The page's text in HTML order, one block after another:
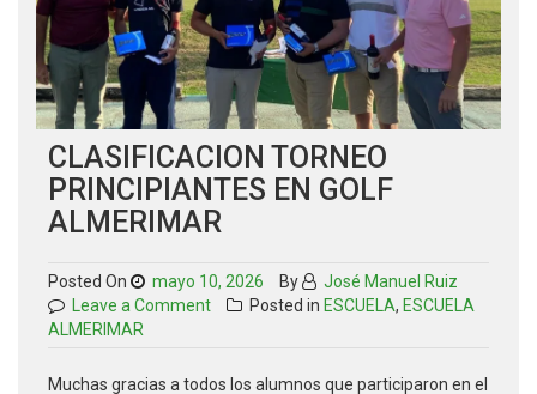
CLASIFICACION TORNEO
PRINCIPIANTES EN GOLF
ALMERIMAR
Posted On mayo 10, 2026 By
José Manuel Ruiz
Leave a Commenton
Principiantes
Posted in ESCUELA, ESCUELA
ALMERIMAR
Muchas gracias a todos los alumnos que participaron en el